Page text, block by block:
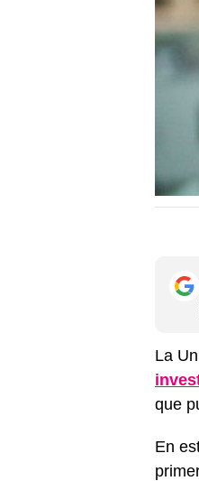
La
que
En